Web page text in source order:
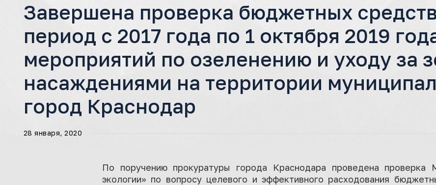
Завершена проверка бюджетных
период с 2017 года по 1 октября 2019
мероприятий по озеленению и уходу за
насаждениями на территории
город Краснодар
28 января, 2020
По поручению прокуратуры города Краснодара проведена
экологии» по вопросу целевого и эффективного расходования